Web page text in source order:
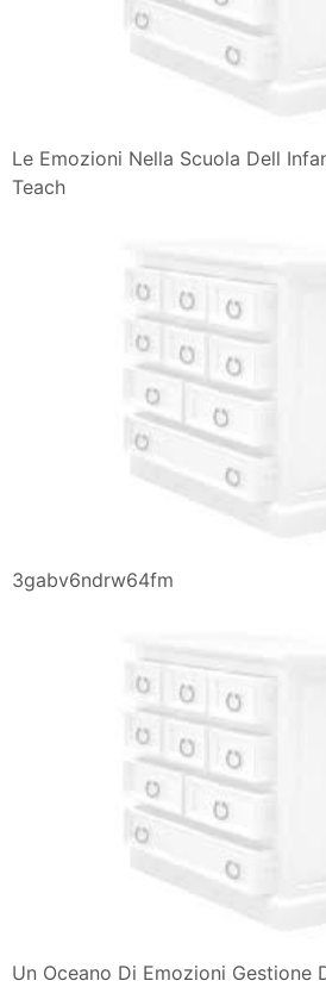
Le Emozioni Nella Scuola Dell
Teach
3gabv6ndrw64fm
Un Oceano Di Emozioni Gestione